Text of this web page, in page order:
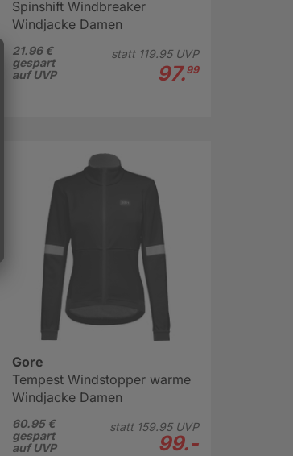
Spinshift Windbreaker
Windjacke Damen
21.96 €
gespart
auf UVP
statt 119.95UVP
97.99
Gore
Tempest Windstopper warme
Windjacke Damen
60.95 €
gespart
auf UVP
statt 159.95UVP
99.-